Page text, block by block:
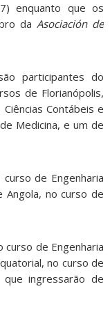
enquanto que os
daAsociación de
participantes do
de Florianópolis,
Contábeis e
Medicina, e um de
de Engenharia
Angola, no curso de
de Engenharia
no curso de
que ingressarão de